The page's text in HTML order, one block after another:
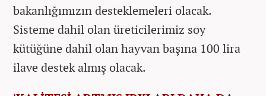
bakanlığımızın desteklemeleri olacak.
Sisteme dahil olan üreticilerimiz soy
kütüğüne dahil olan hayvan başına 100 lira
ilave destek almış olacak.